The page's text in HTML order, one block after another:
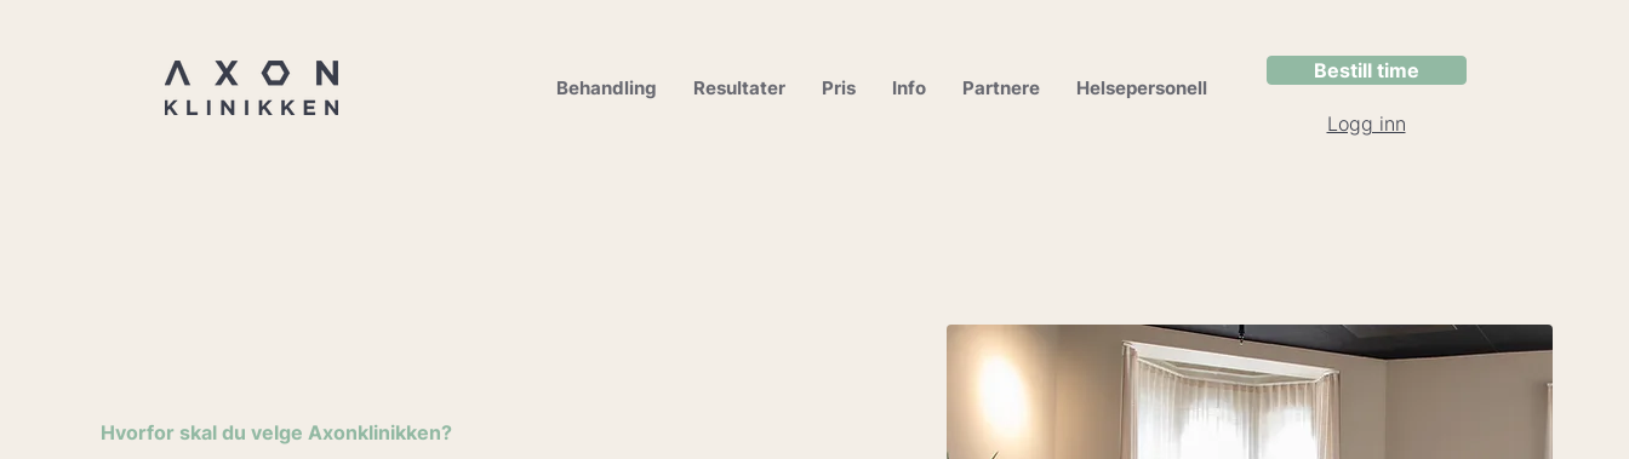
Behandling Resultater Pris Info Partnere Helsepersonell
Bestill time
Logg inn
Hvorfor skal du velge Axonklinikken?